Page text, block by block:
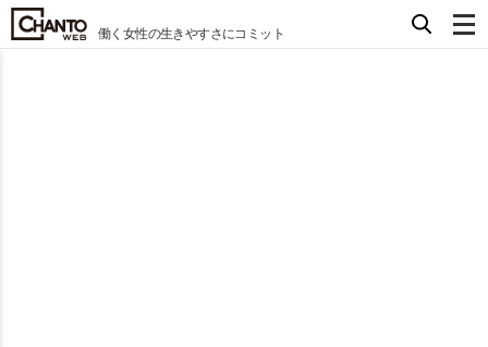
働く女性の生きやすさにコミット